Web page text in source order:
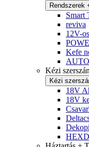
Rendszerek
Smart
reviva
12V-
Kefe
Kézi
Kézi
18V
18V